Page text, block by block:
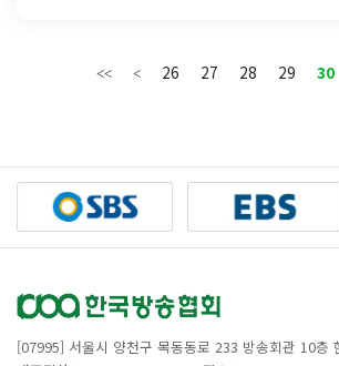
26 27 28 29 30
[07995] 서울시 양천구 목동동로 233 방송회관 10층